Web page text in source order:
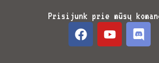
Prisijunk prie mūsų